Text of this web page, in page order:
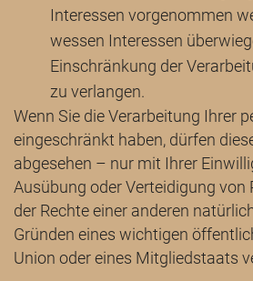
Interessen vorgenommen
wessen Interessen
Einschränkung der
zu verlangen.
Wenn Sie die Verarbeitung Ihrer
eingeschränkt haben, dürfen
abgesehen – nur mit Ihrer
Ausübung oder Verteidigung
der Rechte einer anderen
Gründen eines wichtigen
Union oder eines Mitgliedstaats